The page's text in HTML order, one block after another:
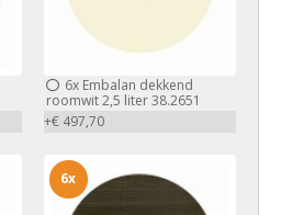
6xEmbalan dekkend
roomwit 2,5 liter 38.2651
+€ 497,70
6x